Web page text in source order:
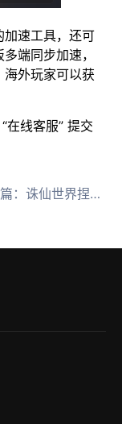
速工具，还可
端同步加速，
外玩家可以获
在线客服” 提交
：诛仙世界捏脸玩法，诛仙世界捏脸站怎么用，打造独一无二的仙侠形象